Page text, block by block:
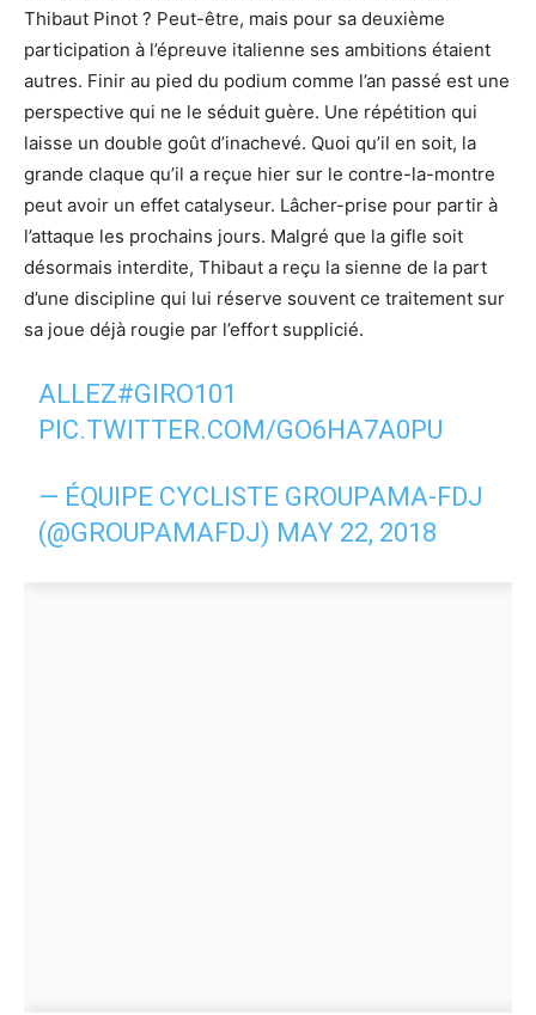
Thibaut Pinot ? Peut-être, mais pour sa deuxième
participation à l’épreuve italienne ses ambitions étaient
autres. Finir au pied du podium comme l’an passé est une
perspective qui ne le séduit guère. Une répétition qui
laisse un double goût d’inachevé. Quoi qu’il en soit, la
grande claque qu’il a reçue hier sur le contre-la-montre
peut avoir un effet catalyseur. Lâcher-prise pour partir à
l’attaque les prochains jours. Malgré que la gifle soit
désormais interdite, Thibaut a reçu la sienne de la part
d’une discipline qui lui réserve souvent ce traitement sur
sa joue déjà rougie par l’effort supplicié.
ALLEZ#GIRO101
PIC.TWITTER.COM/GO6HA7A0PU
— ÉQUIPE CYCLISTE GROUPAMA-FDJ
(@GROUPAMAFDJ) MAY 22, 2018